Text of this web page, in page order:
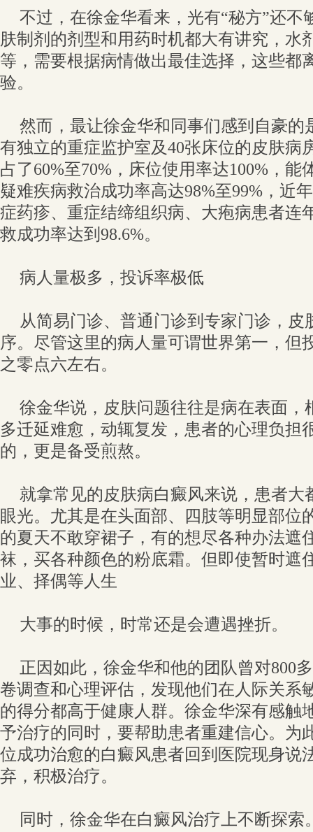
不过，在徐金华看来，光有“秘方”还不
肤制剂的剂型和用药时机都大有讲究，水
等，需要根据病情做出最佳选择，这些都
验。
然而，最让徐金华和同事们感到自豪的
有独立的重症监护室及40张床位的皮肤病
占了60%至70%，床位使用率达100%，能
疑难疾病救治成功率高达98%至99%，近
症药疹、重症结缔组织病、大疱病患者连
救成功率达到98.6%。
病人量极多，投诉率极低
从简易门诊、普通门诊到专家门诊，皮
序。尽管这里的病人量可谓世界第一，但
之零点六左右。
徐金华说，皮肤问题往往是病在表面，
多迁延难愈，动辄复发，患者的心理负担
的，更是备受煎熬。
就拿常见的皮肤病白癜风来说，患者大
眼光。尤其是在头面部、四肢等明显部位
的夏天不敢穿裙子，有的想尽各种办法遮
袜，买各种颜色的粉底霜。但即使暂时遮
业、择偶等人生
大事的时候，时常还是会遭遇挫折。
正因如此，徐金华和他的团队曾对800
卷调查和心理评估，发现他们在人际关系
的得分都高于健康人群。徐金华深有感触
予治疗的同时，要帮助患者重建信心。为
位成功治愈的白癜风患者回到医院现身说
弃，积极治疗。
同时，徐金华在白癜风治疗上不断探索